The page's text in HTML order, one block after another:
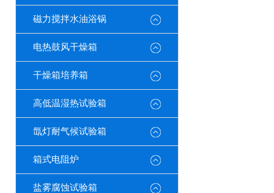
磁力搅拌水油浴锅
电热鼓风干燥箱
干燥箱培养箱
高低温湿热试验箱
氙灯耐气候试验箱
箱式电阻炉
盐雾腐蚀试验箱